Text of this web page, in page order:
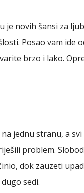
je novih šansi za
Posao vam ide
brzo i lako.
jednu stranu, a
problem.
dok zauzeti
sedi.